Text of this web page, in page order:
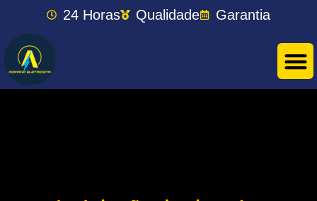
24 Horas Qualidade Garantia